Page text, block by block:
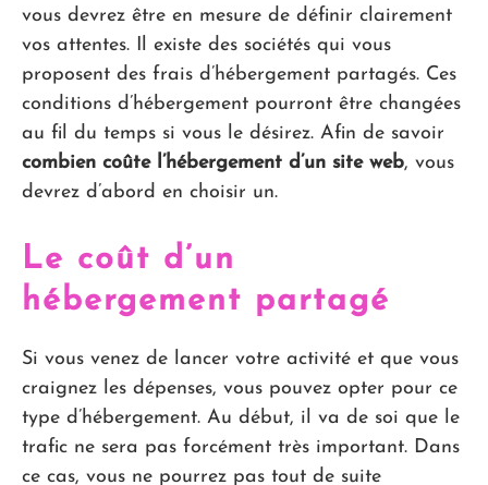
vous devrez être en mesure de définir clairement
vos attentes. Il existe des sociétés qui vous
proposent des frais d’hébergement partagés. Ces
conditions d’hébergement pourront être changées
au fil du temps si vous le désirez. Afin de savoir
combien coûte l’hébergement d’un site web, vous
devrez d’abord en choisir un.
Le coût d’un
hébergement partagé
Si vous venez de lancer votre activité et que vous
craignez les dépenses, vous pouvez opter pour ce
type d’hébergement. Au début, il va de soi que le
trafic ne sera pas forcément très important. Dans
ce cas, vous ne pourrez pas tout de suite